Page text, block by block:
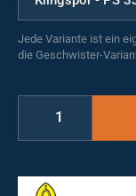
Jede Variante ist ein
die Geschwister-